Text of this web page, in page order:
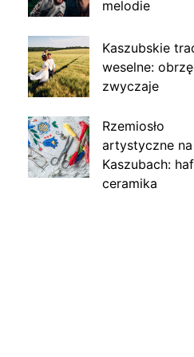
melodie
Kaszubskie
weselne:
zwyczaje
Rzemiosło
artystyczne na
Kaszubach:
ceramika